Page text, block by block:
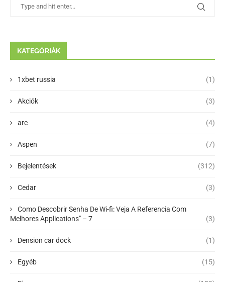
KATEGÓRIÁK
1xbet russia (1)
Akciók (3)
arc (4)
Aspen (7)
Bejelentések (312)
Cedar (3)
Como Descobrir Senha De Wi-fi: Veja A Referencia Com
Melhores Applications" – 7
(3)
Dension car dock (1)
Egyéb (15)